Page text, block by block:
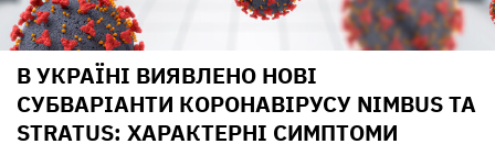
В УКРАЇНІ ВИЯВЛЕНО НОВІ
СУБВАРІАНТИ КОРОНАВІРУСУ NIMBUS ТА
STRATUS: ХАРАКТЕРНІ СИМПТОМИ